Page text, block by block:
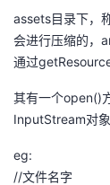
学
堂
我
持
我
的
我
assets目录下，
会进行压缩的，
通过
其有一个open()
InputStream对象
eg:
//文件名字